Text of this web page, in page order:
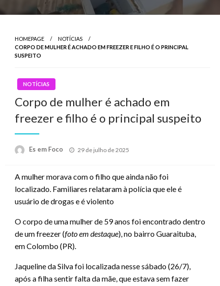
HOMEPAGE
NOTÍCIAS
CORPO DE MULHER É ACHADO EM FREEZER E FILHO É O PRINCIPAL
SUSPEITO
NOTÍCIAS
Corpo de mulher é achado em
freezer e filho é o principal suspeito
Es em Foco
Posted
29 de julho de 2025
A mulher morava com o filho que ainda não foi
localizado. Familiares relataram à polícia que ele é
usuário de drogas e é violento
O corpo de uma mulher de 59 anos foi encontrado dentro
de um freezer (foto em destaque), no bairro Guaraituba,
em Colombo (PR).
Jaqueline da Silva foi localizada nesse sábado (26/7),
após a filha sentir falta da mãe, que estava sem fazer